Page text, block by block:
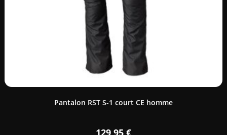
Pantalon RST S-1 court CE homme